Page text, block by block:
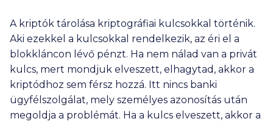
A kriptók tárolása kriptográfiai kulcsokkal történik.
Aki ezekkel a kulcsokkal rendelkezik, az éri el a
blokkláncon lévő pénzt. Ha nem nálad van a privát
kulcs, mert mondjuk elveszett, elhagytad, akkor a
kriptódhoz sem férsz hozzá. Itt nincs banki
ügyfélszolgálat, mely személyes azonosítás után
megoldja a problémát. Ha a kulcs elveszett, akkor a